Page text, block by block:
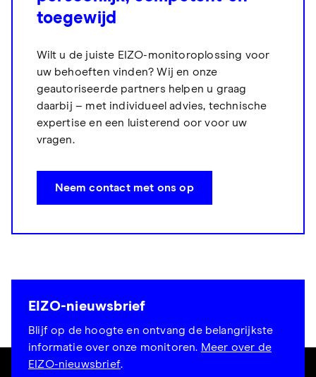
toegewijd
Wilt u de juiste EIZO-monitoroplossing voor
uw behoeften vinden? Wij en onze
geautoriseerde partners helpen u graag
daarbij – met individueel advies, technische
expertise en een luisterend oor voor uw
vragen.
Neem contact met ons op
EIZO-nieuwsbrief
Blijf op de hoogte en ontvang de belangrijkste
informatie over onze monitoren. Meer over de
EIZO-nieuwsbrief.